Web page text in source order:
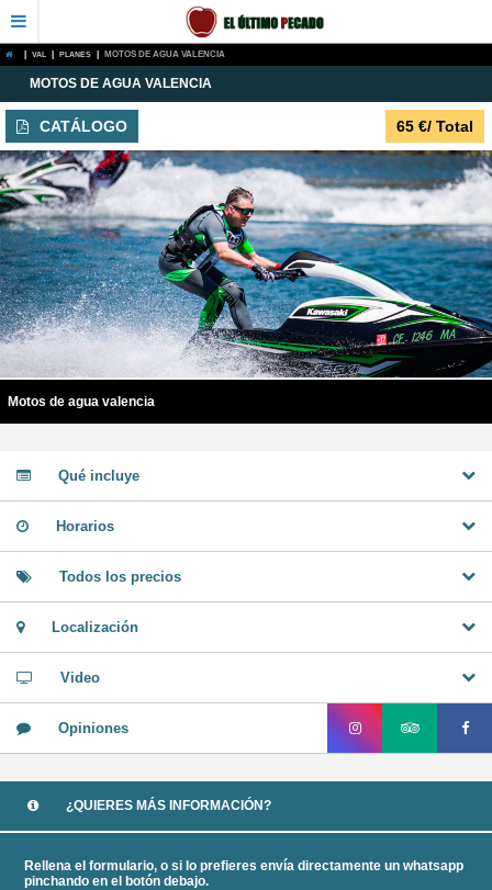
VAL PLANES MOTOS DE AGUA VALENCIA
MOTOS DE AGUA VALENCIA
65 €/ Total
CATÁLOGO
Motos de agua valencia
Qué incluye
Horarios
Todos los precios
Localización
Video
Opiniones
¿QUIERES MÁS INFORMACIÓN?
Rellena el formulario, o si lo prefieres envía directamente un whatsapp
pinchando en el botón debajo.